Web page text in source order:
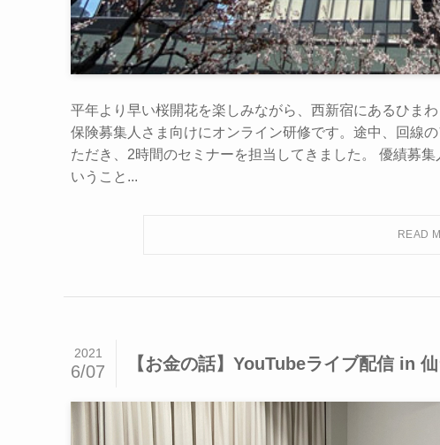
平年より早い桜開花を楽しみながら、西新宿にあるひま
保険募集人さま向けにオンライン研修です。途中、回線
ただき、2時間のセミナーを担当してきました。 優績募
いうこと...
【お金の話】YouTubeライブ配信 in
2021
6/07